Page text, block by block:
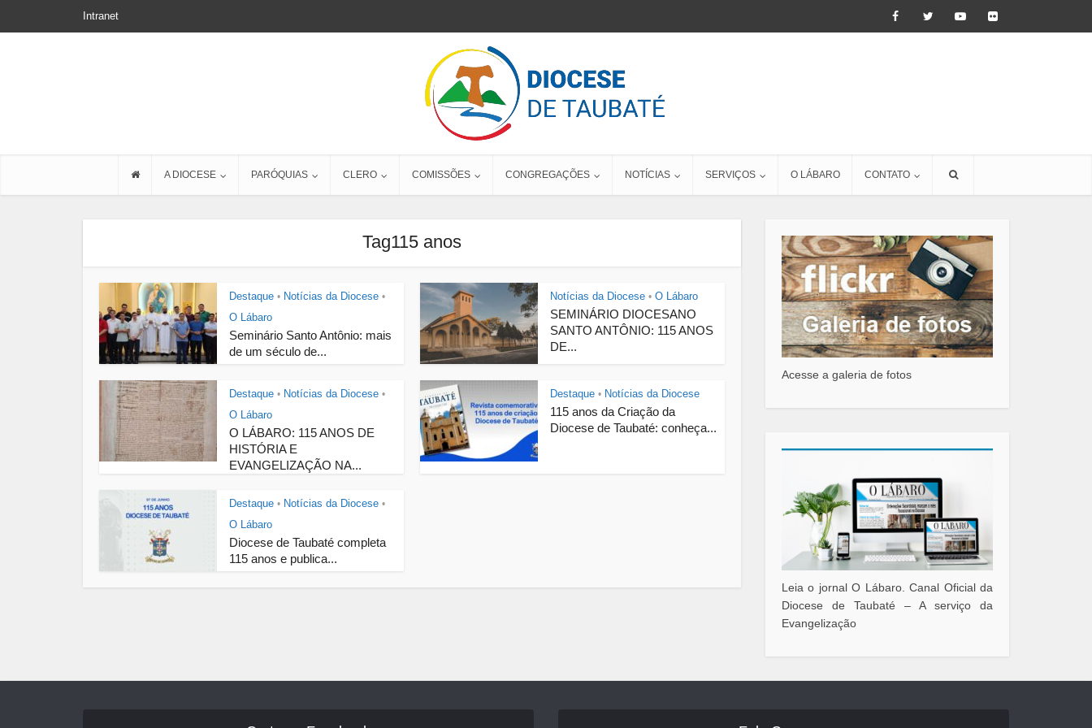
Intranet
A DIOCESE PARÓQUIAS CLERO COMISSÕES CONGREGAÇÕES NOTÍCIAS SERVIÇOS O LÁBARO CONTATO
Tag115 anos
Destaque • Notícias da Diocese •
O Lábaro
Seminário Santo Antônio: mais
de um século de...
Notícias da Diocese • O Lábaro
SEMINÁRIO DIOCESANO
SANTO ANTÔNIO: 115 ANOS
DE...
Destaque • Notícias da Diocese •
O Lábaro
O LÁBARO: 115 ANOS DE
HISTÓRIA E
EVANGELIZAÇÃO NA...
Destaque • Notícias da Diocese
115 anos da Criação da
Diocese de Taubaté: conheça...
Destaque • Notícias da Diocese •
O Lábaro
Diocese de Taubaté completa
115 anos e publica...
Acesse a galeria de fotos
Leia o jornal O Lábaro. Canal Oficial da
Diocese de Taubaté – A serviço da
Evangelização